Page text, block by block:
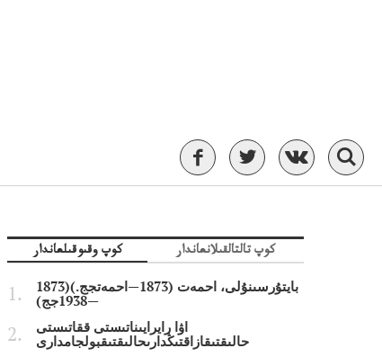
كوپ وقىوقىلعاندار كوپ تالتالقىلانعاندار
بايتۇرسىنۇلى، احمەت (1873—احمەتجج.)(1873
—1938جج)
اۋا رايرايىناتىستى ققاتىستى
حالىقتىقازاقتىڭدارىحالىقتىقبولجامدارى